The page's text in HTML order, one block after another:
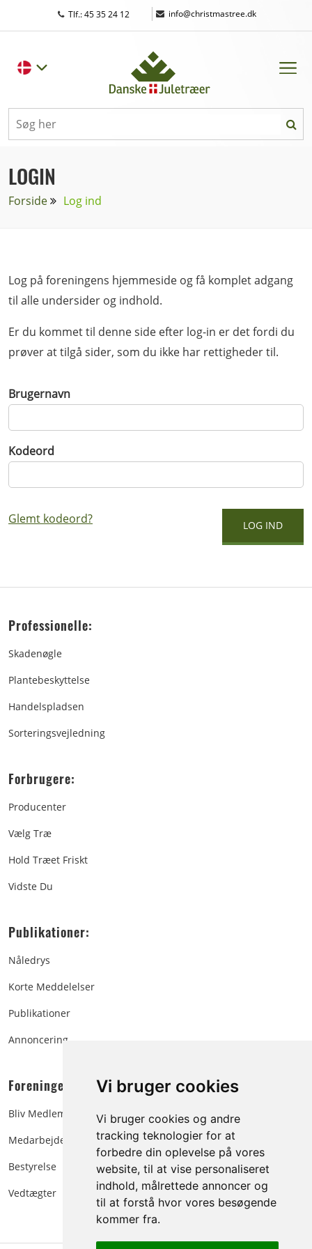
Vi bruger cookies
Vi bruger cookies og andre
tracking teknologier for at
forbedre din oplevelse på vores
website, til at vise personaliseret
indhold, målrettede annoncer og
til at forstå hvor vores besøgende
kommer fra.
Tlf.: 45 35 24 12 | info@christmastree.dk
LOGIN
Forside Log ind
Log på foreningens hjemmeside og få komplet adgang
til alle undersider og indhold.
Er du kommet til denne side efter log-in er det fordi du
prøver at tilgå sider, som du ikke har rettigheder til.
Brugernavn
Kodeord
Glemt kodeord?
Professionelle:
Skadenøgle
Plantebeskyttelse
Handelspladsen
Sorteringsvejledning
Forbrugere:
Producenter
Vælg Træ
Hold Træet Friskt
Vidste Du
Publikationer:
Nåledrys
Korte Meddelelser
Publikationer
Annoncering
Foreningen:
Bliv Medlem
Medarbejdere
Bestyrelse
Vedtægter